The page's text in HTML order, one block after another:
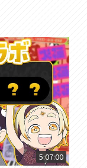
5:07:00